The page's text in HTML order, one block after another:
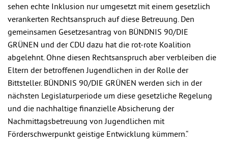
sehen echte Inklusion nur umgesetzt mit einem gesetzlich
verankerten Rechtsanspruch auf diese Betreuung. Den
gemeinsamen Gesetzesantrag von BÜNDNIS 90/DIE
GRÜNEN und der CDU dazu hat die rot-rote Koalition
abgelehnt. Ohne diesen Rechtsanspruch aber verbleiben die
Eltern der betroffenen Jugendlichen in der Rolle der
Bittsteller. BÜNDNIS 90/DIE GRÜNEN werden sich in der
nächsten Legislaturperiode um diese gesetzliche Regelung
und die nachhaltige finanzielle Absicherung der
Nachmittagsbetreuung von Jugendlichen mit
Förderschwerpunkt geistige Entwicklung kümmern.“